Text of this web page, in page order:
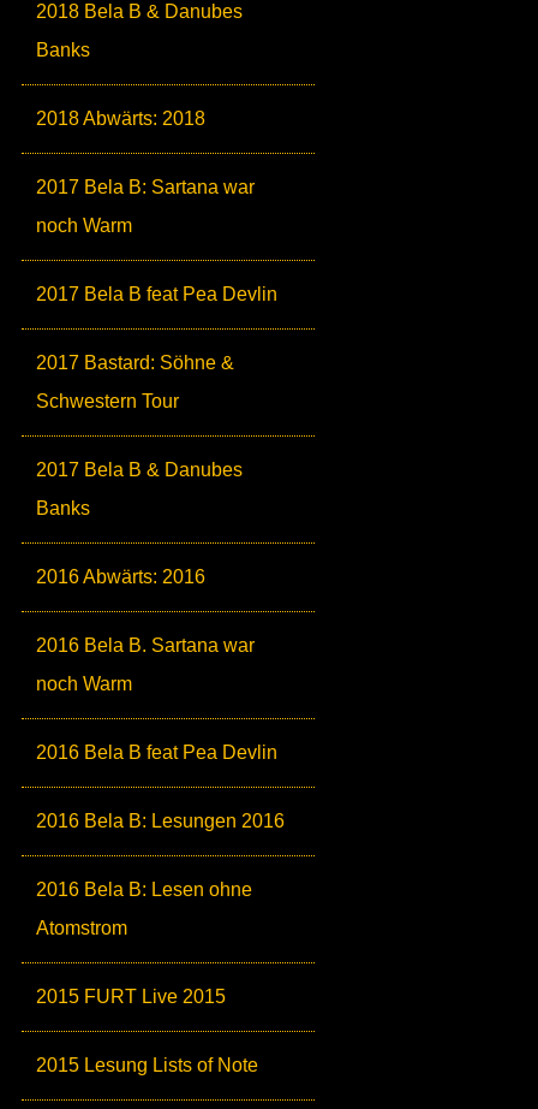
2018 Bela B & Danubes
Banks
2018 Abwärts: 2018
2017 Bela B: Sartana war
noch Warm
2017 Bela B feat Pea Devlin
2017 Bastard: Söhne &
Schwestern Tour
2017 Bela B & Danubes
Banks
2016 Abwärts: 2016
2016 Bela B. Sartana war
noch Warm
2016 Bela B feat Pea Devlin
2016 Bela B: Lesungen 2016
2016 Bela B: Lesen ohne
Atomstrom
2015 FURT Live 2015
2015 Lesung Lists of Note